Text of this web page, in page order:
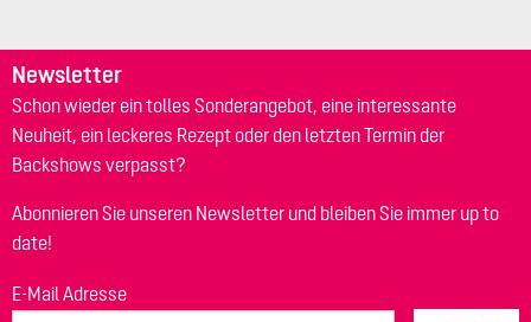
Newsletter
Schon wieder ein tolles Sonderangebot, eine interessante
Neuheit, ein leckeres Rezept oder den letzten Termin der
Backshows verpasst?
Abonnieren Sie unseren Newsletter und bleiben Sie immer up to
date!
E-Mail Adresse